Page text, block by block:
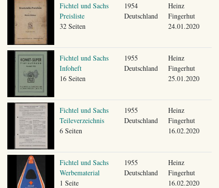
Fichtel und Sachs
Preisliste
32 Seiten
1954
Deutschland
Heinz
Fingerhut
24.01.2020
Fichtel und Sachs
Infoheft
16 Seiten
1955
Deutschland
Heinz
Fingerhut
25.01.2020
Fichtel und Sachs
Teileverzeichnis
6 Seiten
1955
Deutschland
Heinz
Fingerhut
16.02.2020
Fichtel und Sachs
Werbematerial
1 Seite
1955
Deutschland
Heinz
Fingerhut
16.02.2020